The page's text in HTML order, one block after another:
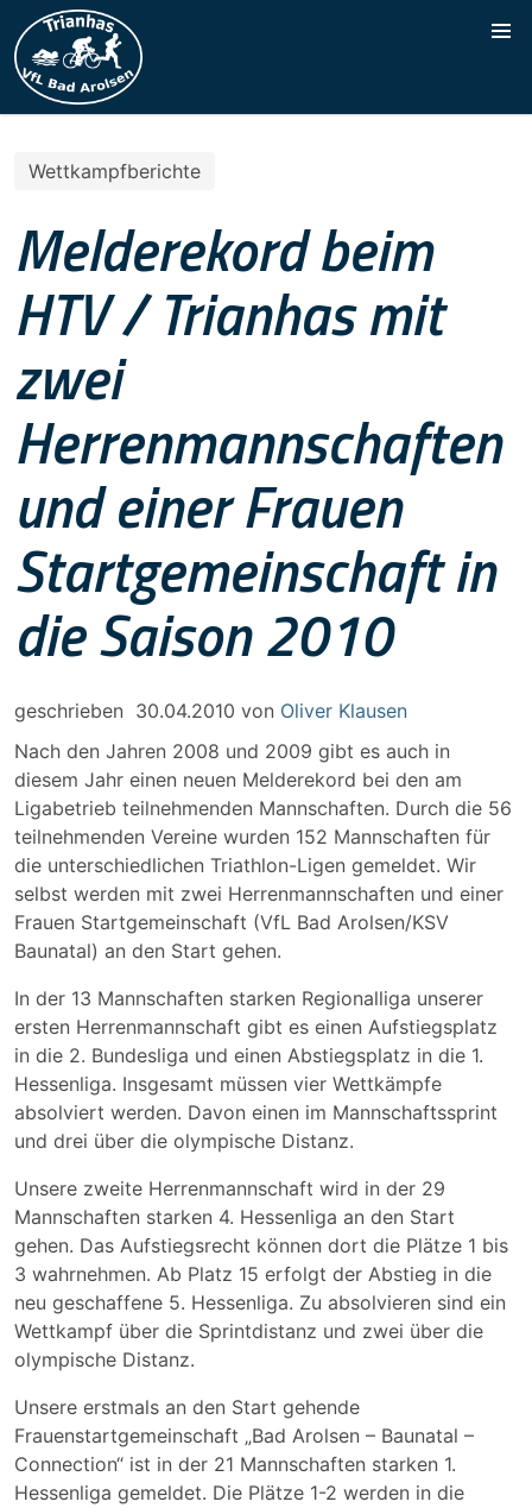
Wettkampfberichte
Melderekord beim
HTV / Trianhas mit
zwei
Herrenmannschaften
und einer Frauen
Startgemeinschaft in
die Saison 2010
geschrieben 30.04.2010 von Oliver Klausen
Nach den Jahren 2008 und 2009 gibt es auch in
diesem Jahr einen neuen Melderekord bei den am
Ligabetrieb teilnehmenden Mannschaften. Durch die 56
teilnehmenden Vereine wurden 152 Mannschaften für
die unterschiedlichen Triathlon-Ligen gemeldet. Wir
selbst werden mit zwei Herrenmannschaften und einer
Frauen Startgemeinschaft (VfL Bad Arolsen/KSV
Baunatal) an den Start gehen.
In der 13 Mannschaften starken Regionalliga unserer
ersten Herrenmannschaft gibt es einen Aufstiegsplatz
in die 2. Bundesliga und einen Abstiegsplatz in die 1.
Hessenliga. Insgesamt müssen vier Wettkämpfe
absolviert werden. Davon einen im Mannschaftssprint
und drei über die olympische Distanz.
Unsere zweite Herrenmannschaft wird in der 29
Mannschaften starken 4. Hessenliga an den Start
gehen. Das Aufstiegsrecht können dort die Plätze 1 bis
3 wahrnehmen. Ab Platz 15 erfolgt der Abstieg in die
neu geschaffene 5. Hessenliga. Zu absolvieren sind ein
Wettkampf über die Sprintdistanz und zwei über die
olympische Distanz.
Unsere erstmals an den Start gehende
Frauenstartgemeinschaft „Bad Arolsen – Baunatal –
Connection“ ist in der 21 Mannschaften starken 1.
Hessenliga gemeldet. Die Plätze 1-2 werden in die